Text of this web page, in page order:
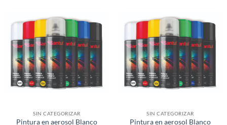
SIN CATEGORIZAR
Pintura en aerosol Blanco
SIN CATEGORIZAR
Pintura en aerosol Blanco